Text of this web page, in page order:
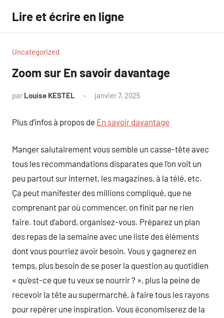
contenu
Lire et écrire en ligne
Uncategorized
Zoom sur En savoir davantage
par Louise KESTEL janvier 7, 2025
Plus d’infos à propos de En savoir davantage
Manger salutairement vous semble un casse-tête avec
tous les recommandations disparates que l’on voit un
peu partout sur internet, les magazines, à la télé, etc.
Ça peut manifester des millions compliqué, que ne
comprenant par où commencer, on finit par ne rien
faire. tout d’abord, organisez-vous. Préparez un plan
des repas de la semaine avec une liste des éléments
dont vous pourriez avoir besoin. Vous y gagnerez en
temps, plus besoin de se poser la question au quotidien
« qu’est-ce que tu veux se nourrir ? », plus la peine de
recevoir la tête au supermarché, à faire tous les rayons
pour repérer une inspiration. Vous économiserez de la